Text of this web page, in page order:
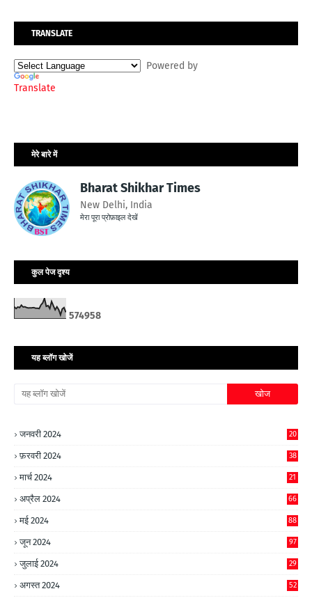
TRANSLATE
Powered by
Translate
मेरे बारे में
Bharat Shikhar Times
New Delhi, India
मेरा पूरा प्रोफ़ाइल देखें
कुल पेज दृश्य
574958
यह ब्लॉग खोजें
जनवरी 2024 20
फ़रवरी 2024 38
मार्च 2024 21
अप्रैल 2024 66
मई 2024 88
जून 2024 97
जुलाई 2024 29
अगस्त 2024 52